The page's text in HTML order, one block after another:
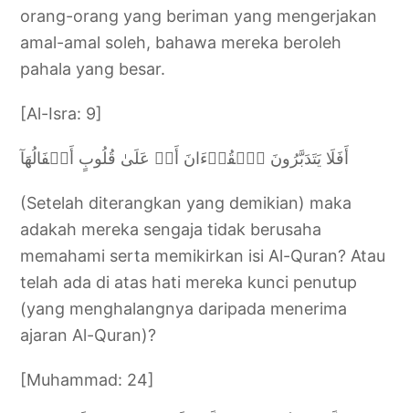
orang-orang yang beriman yang mengerjakan
amal-amal soleh, bahawa mereka beroleh
pahala yang besar.
[Al-Isra: 9]
أَفَلَا يَتَدَبَّرُونَ ٱلۡقُرۡءَانَ أَمۡ عَلَىٰ قُلُوبٍ أَقۡفَالُهَآ
(Setelah diterangkan yang demikian) maka
adakah mereka sengaja tidak berusaha
memahami serta memikirkan isi Al-Quran? Atau
telah ada di atas hati mereka kunci penutup
(yang menghalangnya daripada menerima
ajaran Al-Quran)?
[Muhammad: 24]